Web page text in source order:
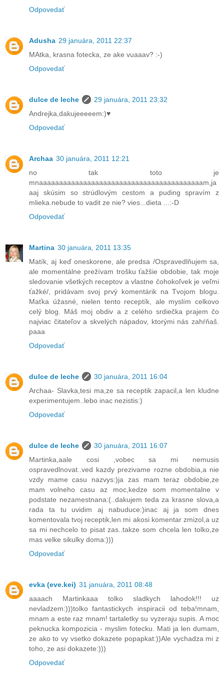
Odpovedať
Adusha 29 januára, 2011 22:37
MAtka, krasna fotecka, ze ake vuaaav? :-)
Odpovedať
dulce de leche
29 januára, 2011 23:32
Andrejka,dakujeeeeem:)♥
Odpovedať
Archaa 30 januára, 2011 12:21
no tak toto je
mnaaaaaaaaaaaaaaaaaaaaaaaaaaaaaaaaaaaaaaaaam,ja
aaj skúsim so strúdlovým cestom a puding spravím z
mlieka.nebude to vadit ze nie? vies...dieta ...:-D
Odpovedať
Martina 30 januára, 2011 13:35
Matík, aj keď oneskorene, ale predsa /Ospravedlňujem sa,
ale momentálne prežívam trošku ťažšie obdobie, tak moje
sledovanie všetkých receptov a vlastne čohokoľvek je veľmi
ťažké/, pridávam svoj prvý komentárik na Tvojom blogu.
Maťka úžasné, nielen tento receptík, ale myslím celkovo
celý blog. Máš moj obdiv a z celého srdiečka prajem čo
najviac čitateľov a skvelých nápadov, ktorými nás zahŕňaš.
paaa
Odpovedať
dulce de leche
30 januára, 2011 16:04
Archaa- Slavka,tesi ma,ze sa receptik zapacil,a len kludne
experimentujem..lebo inac nezistis:)
Odpovedať
dulce de leche
30 januára, 2011 16:07
Martinka,aale cosi ,vobec sa mi nemusis
ospravedlnovat..ved kazdy prezivame rozne obdobia,a nie
vzdy mame casu nazvys:)ja zas mam teraz obdobie,ze
mam volneho casu az moc,kedze som momentalne v
podstate nezamestnana:(..dakujem teda za krasne slova,a
rada ta tu uvidim aj nabuduce:)inac aj ja som dnes
komentovala tvoj receptik,len mi akosi komentar zmizol,a uz
sa mi nechcelo to pisat zas..takze som chcela len tolko,ze
mas velke sikulky doma:)))
Odpovedať
evka (eve.kei) 31 januára, 2011 08:48
aaaach Martinkaaa tolko sladkych lahodok!!! uz
nevladzem:)))tolko fantastickych inspiracii od teba!mnam,
mnam a este raz mnam! tartaletky su vyzeraju supis. A moc
peknucka kompozicia - myslim fotecku. Mati ja len dumam,
ze ako to vy vsetko dokazete popapkat:))Ale vychadza mi z
toho, ze asi dokazete:)))
Odpovedať